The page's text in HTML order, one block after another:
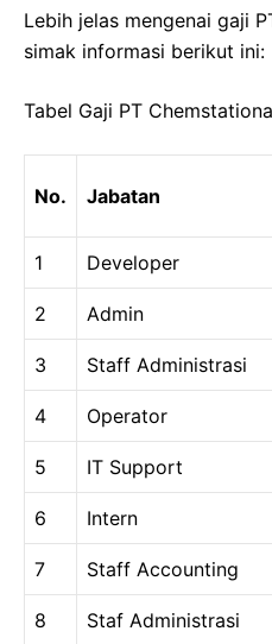
Lebih jelas mengenai gaji
simak informasi berikut ini:
Tabel Gaji PT
No. Jabatan
1 Developer
2 Admin
3 Staff Administrasi
4 Operator
5 IT Support
6 Intern
7 Staff Accounting
8 Staf Administrasi